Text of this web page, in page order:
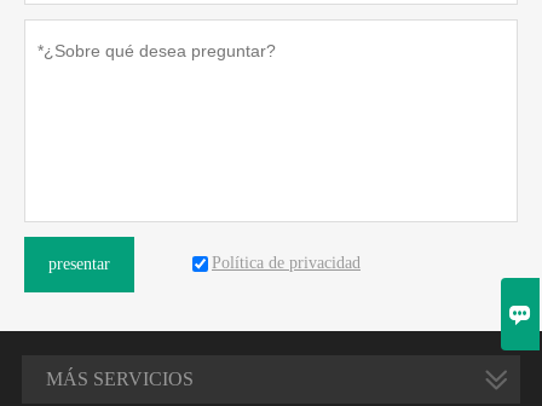
presentar Política de privacidad
MÁS SERVICIOS
